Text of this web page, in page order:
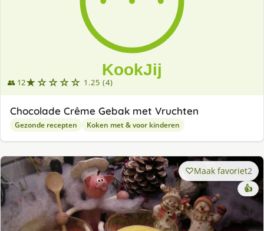
👥 12★☆☆☆☆ 1.25 (4)
Chocolade Crême Gebak met Vruchten
Gezonde recepten Koken met & voor kinderen
Maak favoriet2
👍